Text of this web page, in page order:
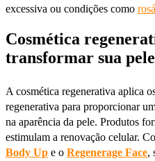
excessiva ou condições como
Cosmética
transformar sua
A cosmética regenerativa aplica
regenerativa para proporcionar
na aparência da pele. Produtos
estimulam a renovação celular.
Body Up e o Regenerage Face,